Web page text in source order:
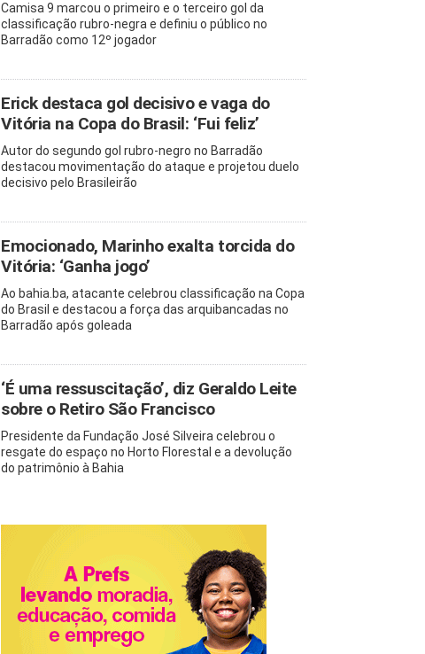
Camisa 9 marcou o primeiro e o terceiro gol da
classificação rubro-negra e definiu o público no
Barradão como 12º jogador
Erick destaca gol decisivo e vaga do
Vitória na Copa do Brasil: ‘Fui feliz’
Autor do segundo gol rubro-negro no Barradão
destacou movimentação do ataque e projetou duelo
decisivo pelo Brasileirão
Emocionado, Marinho exalta torcida do
Vitória: ‘Ganha jogo’
Ao bahia.ba, atacante celebrou classificação na Copa
do Brasil e destacou a força das arquibancadas no
Barradão após goleada
‘É uma ressuscitação’, diz Geraldo Leite
sobre o Retiro São Francisco
Presidente da Fundação José Silveira celebrou o
resgate do espaço no Horto Florestal e a devolução
do patrimônio à Bahia